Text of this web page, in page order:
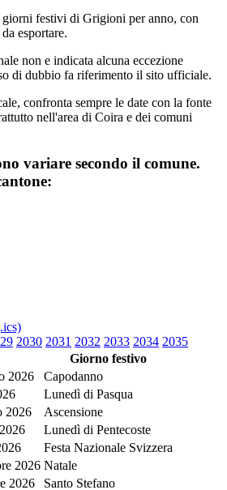
giorni festivi di Grigioni per anno, con
esportare.
non e indicata alcuna eccezione
di dubbio fa riferimento il sito ufficiale.
confronta sempre le date con la fonte
nell'area di Coira e dei comuni
variare secondo il comune.
2030 2031 2032 2033 2034 2035
Giorno festivo
2026
Capodanno
Lunedì di Pasqua
2026
Ascensione
Lunedì di Pentecoste
Festa Nazionale Svizzera
2026 Natale
2026
Santo Stefano